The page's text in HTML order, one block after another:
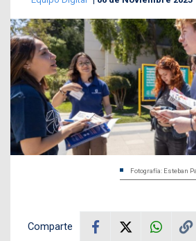
Fotografía: Esteban
Comparte